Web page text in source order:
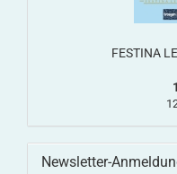
FESTINA
Newsletter-